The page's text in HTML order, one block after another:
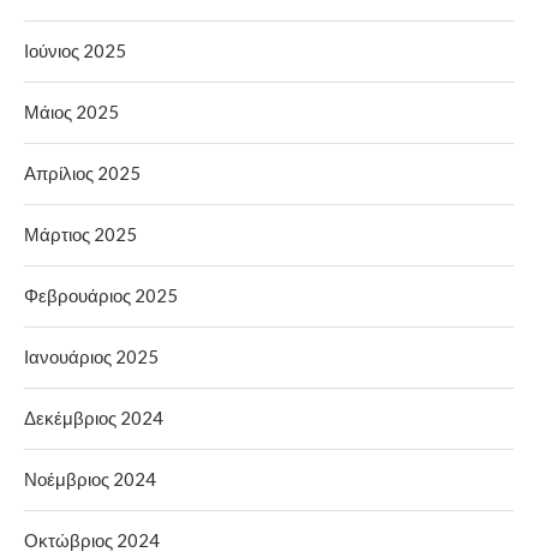
Ιούνιος 2025
Μάιος 2025
Απρίλιος 2025
Μάρτιος 2025
Φεβρουάριος 2025
Ιανουάριος 2025
Δεκέμβριος 2024
Νοέμβριος 2024
Οκτώβριος 2024